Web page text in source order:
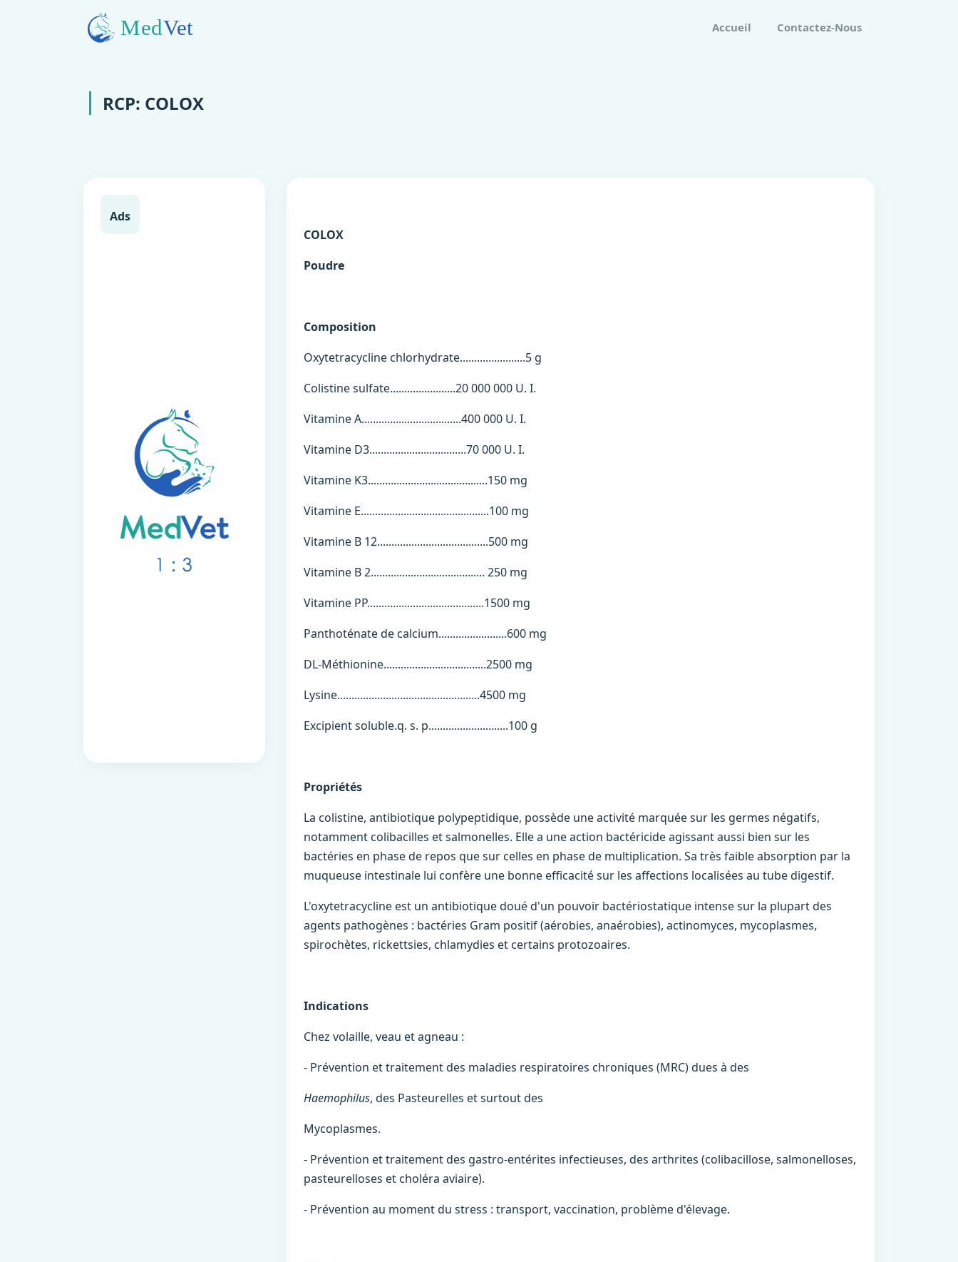
Accueil Contactez-Nous
RCP: COLOX
Ads
COLOX
Poudre
Composition
Oxytetracycline chlorhydrate.......................5 g
Colistine sulfate.......................20 000 000 U. I.
Vitamine A...................................400 000 U. I.
Vitamine D3..................................70 000 U. I.
Vitamine K3..........................................150 mg
Vitamine E.............................................100 mg
Vitamine B 12.......................................500 mg
Vitamine B 2........................................ 250 mg
Vitamine PP.........................................1500 mg
Panthoténate de calcium........................600 mg
DL-Méthionine....................................2500 mg
Lysine..................................................4500 mg
Excipient soluble.q. s. p............................100 g
Propriétés
La colistine, antibiotique polypeptidique, possède une activité marquée sur les germes négatifs,
notamment colibacilles et salmonelles. Elle a une action bactéricide agissant aussi bien sur les
bactéries en phase de repos que sur celles en phase de multiplication. Sa très faible absorption par la
muqueuse intestinale lui confère une bonne efficacité sur les affections localisées au tube digestif.
L'oxytetracycline est un antibiotique doué d'un pouvoir bactériostatique intense sur la plupart des
agents pathogènes : bactéries Gram positif (aérobies, anaérobies), actinomyces, mycoplasmes,
spirochètes, rickettsies, chlamydies et certains protozoaires.
Indications
Chez volaille, veau et agneau :
- Prévention et traitement des maladies respiratoires chroniques (MRC) dues à des
Haemophilus, des Pasteurelles et surtout des
Mycoplasmes.
- Prévention et traitement des gastro-entérites infectieuses, des arthrites (colibacillose, salmonelloses,
pasteurelloses et choléra aviaire).
- Prévention au moment du stress : transport, vaccination, problème d'élevage.